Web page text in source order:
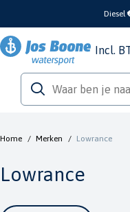
Diesel
Incl.
Home / Merken / Lowrance
Lowrance